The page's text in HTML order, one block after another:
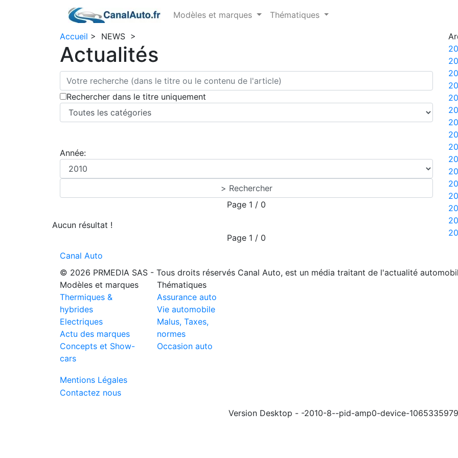
Modèles et marques Thématiques
Accueil > NEWS >
Actualités
Rechercher dans le titre uniquement
Année:
Page 1 / 0
Aucun résultat !
Page 1 / 0
Canal Auto
© 2026 PRMEDIA SAS - Tous droits réservés Canal Auto, est un média traitant de l'actualité
Modèles et marques
Thermiques &
hybrides
Electriques
Actu des marques
Concepts et Show-
cars
Thématiques
Assurance auto
Vie automobile
Malus, Taxes,
normes
Occasion auto
Mentions Légales
Contactez nous
Version Desktop - -2010-8--pid-amp0-device-1065335979